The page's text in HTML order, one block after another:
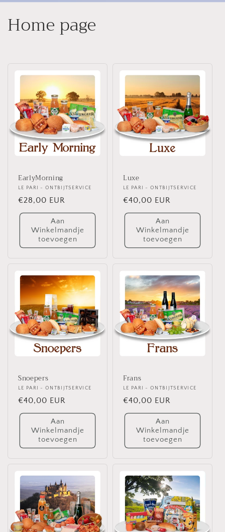
C
e
c
Home page
EarlyMorning
Verkoper:
LE PARI - ONTBIJTSERVICE
Normale
prijs
€28,00 EUR
Aan
Winkelmandje
toevoegen
Luxe
Verkoper:
LE PARI - ONTBIJTSERVICE
Normale
prijs
€40,00 EUR
Aan
Winkelmandje
toevoegen
Snoepers
Verkoper:
LE PARI - ONTBIJTSERVICE
Normale
prijs
€40,00 EUR
Aan
Winkelmandje
toevoegen
Frans
Verkoper:
LE PARI - ONTBIJTSERVICE
Normale
prijs
€40,00 EUR
Aan
Winkelmandje
toevoegen